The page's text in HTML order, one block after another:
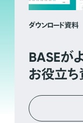
ダウンロード資料
BASEが
お役立